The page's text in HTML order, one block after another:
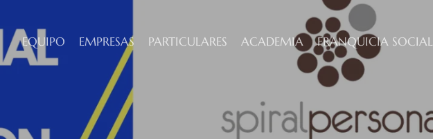
EQUIPO EMPRESAS PARTICULARES ACADEMIA FRANQUICIA SOCIAL